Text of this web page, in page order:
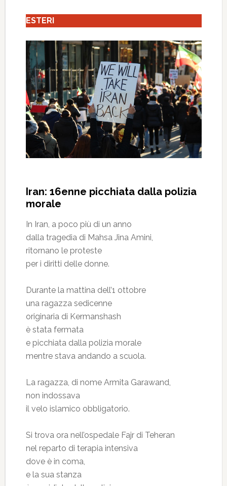
ESTERI
Iran: 16enne picchiata dalla polizia
morale
In Iran, a poco più di un anno
dalla tragedia di Mahsa Jina Amini,
ritornano le proteste
per i diritti delle donne.
Durante la mattina dell’1 ottobre
una ragazza sedicenne
originaria di Kermanshash
è stata fermata
e picchiata dalla polizia morale
mentre stava andando a scuola.
La ragazza, di nome Armita Garawand,
non indossava
il velo islamico obbligatorio.
Si trova ora nell’ospedale Fajr di Teheran
nel reparto di terapia intensiva
dove è in coma,
e la sua stanza